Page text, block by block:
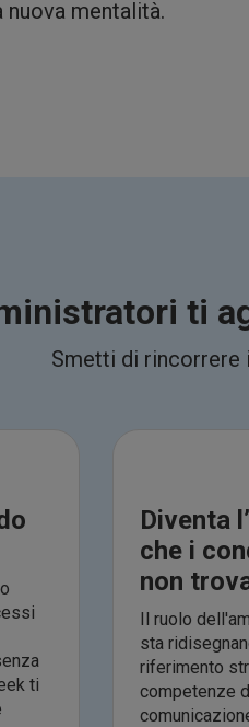
mentalità.
ti
Smetti di rincorrere
ti
Diventa
che i
non
Il ruolo
sta
riferimento
competenze